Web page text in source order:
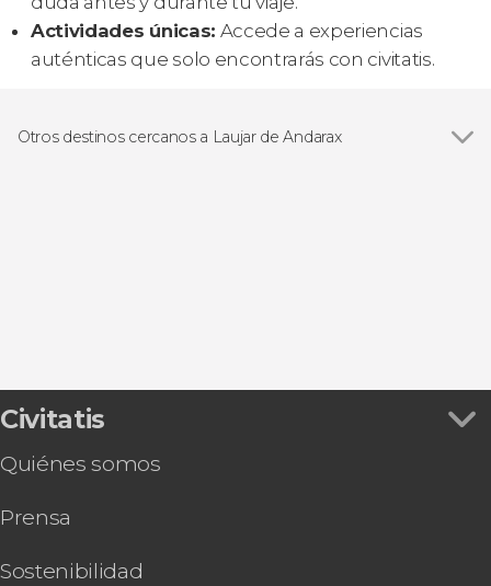
Actividades únicas: Accede a experiencias
auténticas que solo encontrarás con civitatis.
Otros destinos cercanos a Laujar de Andarax
Civitatis
Quiénes somos
Prensa
Sostenibilidad